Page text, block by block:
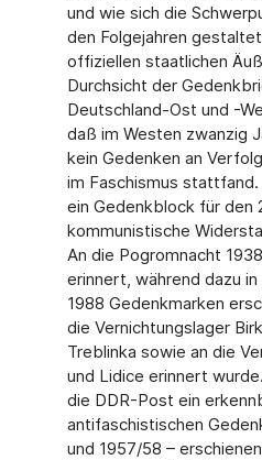
und wie sich die
den Folgejahren
offiziellen staatlichen
Durchsicht der
Deutschland-Ost und -
daß im Westen zwanzig
kein Gedenken an
im Faschismus
ein Gedenkblock für den
kommunistische
An die Pogromnacht
erinnert, während dazu
1988 Gedenkmarken
die Vernichtungslager
Treblinka sowie an die
und Lidice erinnert
die DDR-Post ein
antifaschistischen
und 1957/58 –